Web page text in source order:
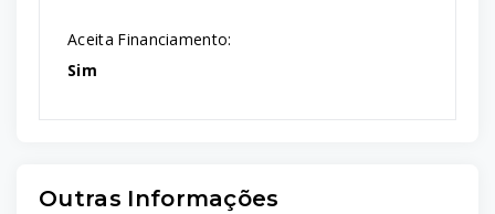
Aceita Financiamento:
Sim
Outras Informações